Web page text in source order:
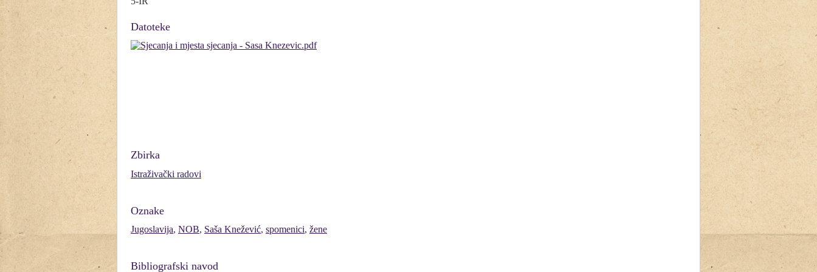
Datoteke
Zbirka
Istraživački radovi
Oznake
Jugoslavija, NOB, Saša Knežević, spomenici, žene
Bibliografski navod